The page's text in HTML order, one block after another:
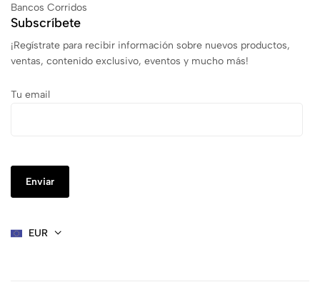
Bancos Corridos
Subscríbete
¡Regístrate para recibir información sobre nuevos productos,
ventas, contenido exclusivo, eventos y mucho más!
Tu email
EUR